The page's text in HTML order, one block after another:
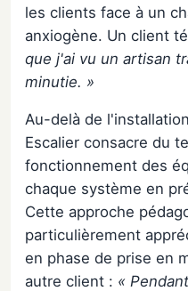
les clients face à un
anxiogène. Un client
que j'ai vu un artisan
minutie. »
Au-delà de
Escalier consacre du
fonctionnement des
chaque système en
Cette approche
particulièrement
en phase de prise en
autre client : «